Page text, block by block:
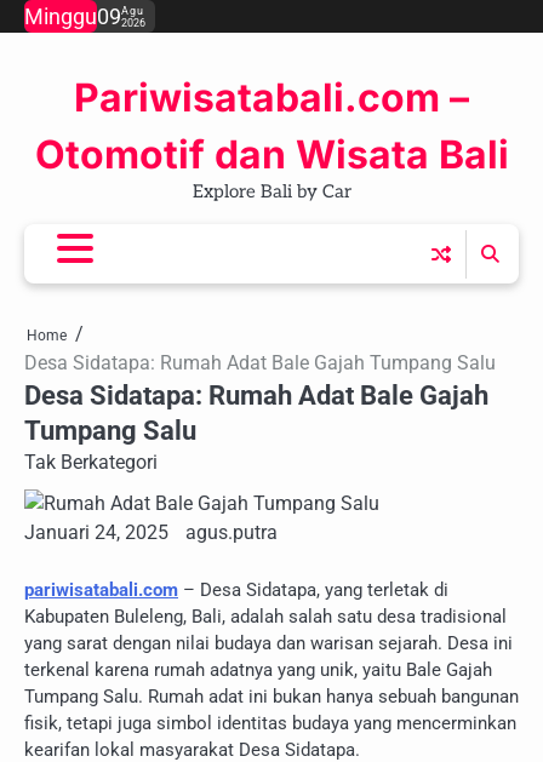
SkipMinggu09Agu
2026
Pariwisatabali.com –
Otomotif dan Wisata Bali
Explore Bali by Car
Home
Desa Sidatapa: Rumah Adat Bale Gajah Tumpang Salu
Desa Sidatapa: Rumah Adat Bale Gajah
Tumpang Salu
Tak Berkategori
Januari 24, 2025 agus.putra
pariwisatabali.com – Desa Sidatapa, yang terletak di
Kabupaten Buleleng, Bali, adalah salah satu desa tradisional
yang sarat dengan nilai budaya dan warisan sejarah. Desa ini
terkenal karena rumah adatnya yang unik, yaitu Bale Gajah
Tumpang Salu. Rumah adat ini bukan hanya sebuah bangunan
fisik, tetapi juga simbol identitas budaya yang mencerminkan
kearifan lokal masyarakat Desa Sidatapa.